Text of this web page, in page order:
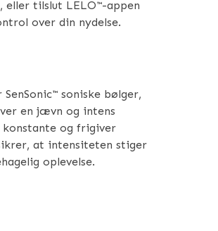
tilslut LELO™-appen
over din nydelse.
soniske bølger,
en jævn og intens
konstante og frigiver
at intensiteten stiger
oplevelse.